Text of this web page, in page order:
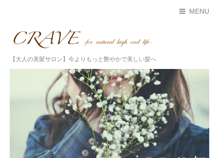
MENU
【大人の美髪サロン】今よりもっと艶やかで美しい髪へ